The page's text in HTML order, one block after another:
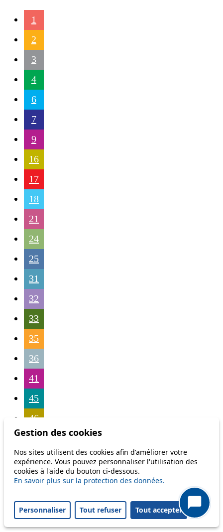
1
2
3
4
6
7
9
16
17
18
21
24
25
31
32
33
35
36
41
45
46
54
56
58
Gestion des cookies
Nos sites utilisent des cookies afin d'améliorer votre
expérience. Vous pouvez personnaliser l'utilisation des
cookies à l'aide du bouton ci-dessous.
En savoir plus sur la protection des données.
Personnaliser Tout refuser Tout accepter